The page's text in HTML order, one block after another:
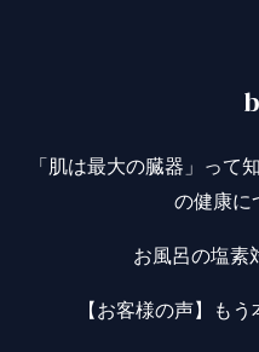
「肌は最大の臓器」って
の健康に
お風呂の塩素
【お客様の声】も